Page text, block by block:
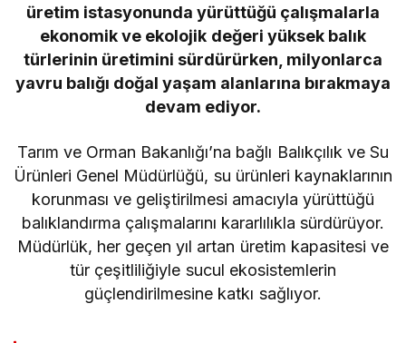
üretim istasyonunda yürüttüğü çalışmalarla
ekonomik ve ekolojik değeri yüksek balık
türlerinin üretimini sürdürürken, milyonlarca
yavru balığı doğal yaşam alanlarına bırakmaya
devam ediyor.
Tarım ve Orman Bakanlığı’na bağlı Balıkçılık ve Su
Ürünleri Genel Müdürlüğü, su ürünleri kaynaklarının
korunması ve geliştirilmesi amacıyla yürüttüğü
balıklandırma çalışmalarını kararlılıkla sürdürüyor.
Müdürlük, her geçen yıl artan üretim kapasitesi ve
tür çeşitliliğiyle sucul ekosistemlerin
güçlendirilmesine katkı sağlıyor.